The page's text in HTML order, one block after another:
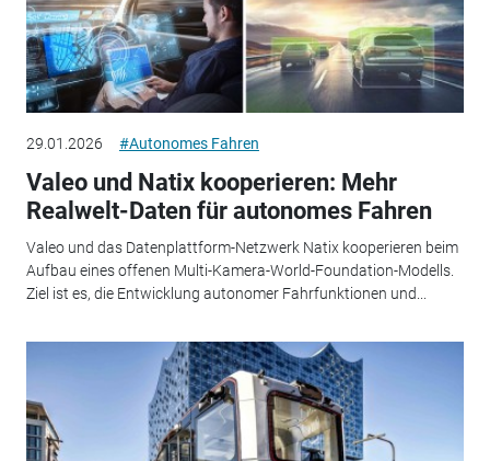
29.01.2026 #Autonomes Fahren
Valeo und Natix kooperieren: Mehr
Realwelt-Daten für autonomes Fahren
Valeo und das Datenplattform-Netzwerk Natix kooperieren beim
Aufbau eines offenen Multi-Kamera-World-Foundation-Modells.
Ziel ist es, die Entwicklung autonomer Fahrfunktionen und...